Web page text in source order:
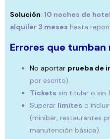
Solución: 10 noches de
alquiler 3 meses hasta
Errores que
No aportar prueba de
por escrito).
Tickets sin titular o sin
Superar límites o incluir
(minibar, restaurantes
manutención básica).